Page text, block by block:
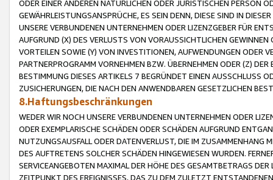
ODER EINER ANDEREN NATÜRLICHEN ODER JURISTISCHEN PERSON
GEWÄHRLEISTUNGSANSPRÜCHE, ES SEIN DENN, DIESE SIND IN
UNSERE VERBUNDENEN UNTERNEHMEN ODER LIZENZGEBER FÜR
AUFGRUND (X) DES VERLUSTS VON VORAUSSICHTLICHEN
VORTEILEN SOWIE (Y) VON INVESTITIONEN, AUFWENDUNGEN ODER
PARTNERPROGRAMM VORNEHMEN BZW. ÜBERNEHMEN ODER (Z)
BESTIMMUNG DIESES ARTIKELS 7 BEGRÜNDET EINEN AUSSCHLUSS
ZUSICHERUNGEN, DIE NACH DEN ANWENDBAREN GESETZLICHEN
8.Haftungsbeschränkungen
WEDER WIR NOCH UNSERE VERBUNDENEN UNTERNEHMEN ODER
ODER EXEMPLARISCHE SCHÄDEN ODER SCHÄDEN AUFGRUND
NUTZUNGSAUSFALL ODER DATENVERLUST, DIE IM ZUSAMMENHANG
DES AUFTRETENS SOLCHER SCHÄDEN HINGEWIESEN WURDEN.
SERVICEANGEBOTEN MAXIMAL DER HÖHE DES GESAMTBETRAGS
ZEITPUNKT DES EREIGNISSES, DAS ZU DEM ZULETZT